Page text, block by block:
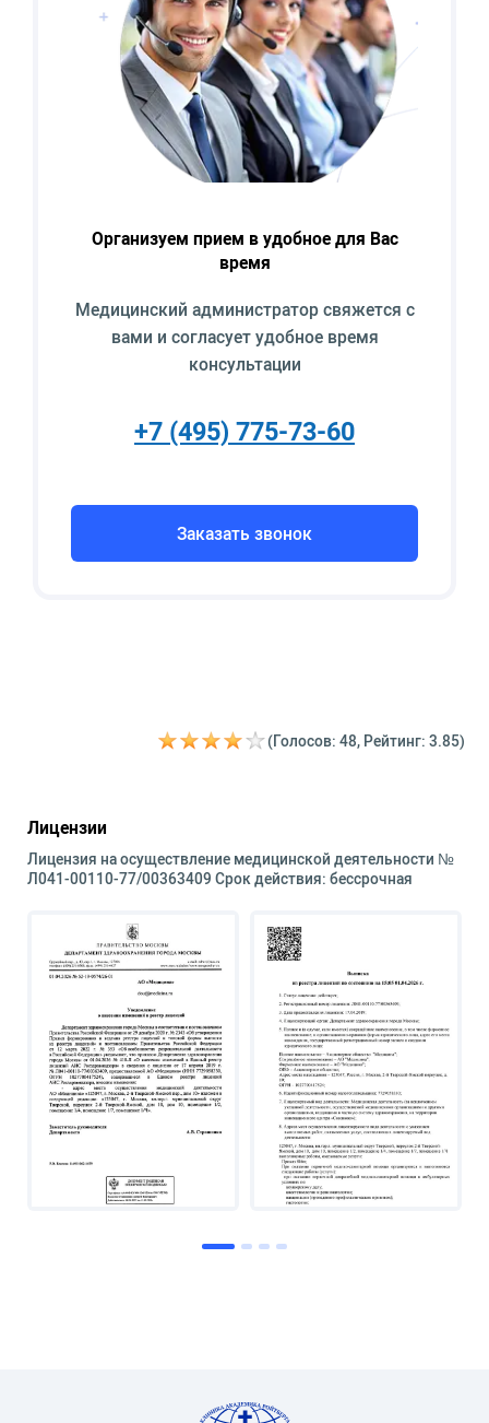
Организуем прием в удобное для Вас
время
Медицинский администратор свяжется с
вами и согласует удобное время
консультации
+7 (495) 775-73-60
Заказать звонок
(Голосов: 48, Рейтинг: 3.85)
Лицензии
Лицензия на осуществление медицинской деятельности №
Л041-00110-77/00363409 Срок действия: бессрочная